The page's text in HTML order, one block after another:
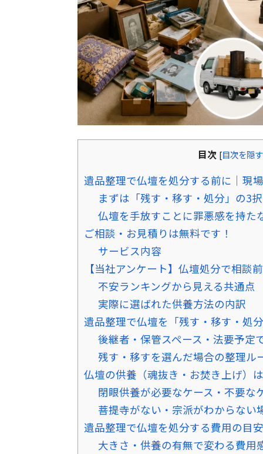
目次 [目次を隠す
遺品整理で仏壇を処分する前に｜現
まずは「残す・移す・処分」の3
仏壇を手放すことに罪悪感を持た
ご相談・お見積りは無料です！
サービス内容
【当社アンケート】仏壇処分で相談
不安ランキングから見える共通点
実際に選ばれた供養方法の内訳
遺品整理で仏壇を「残す・移す・処
後継者・保管スペース・法要予定
残す・移すを選んだ場合の整理ル
仏壇の供養（魂抜き・お焚き上げ）
閉眼供養が必要なケース・不要な
菩提寺がない・宗派がわからない
遺品整理で仏壇を処分する費用の目安
大きさ・供養の有無で変わる費用